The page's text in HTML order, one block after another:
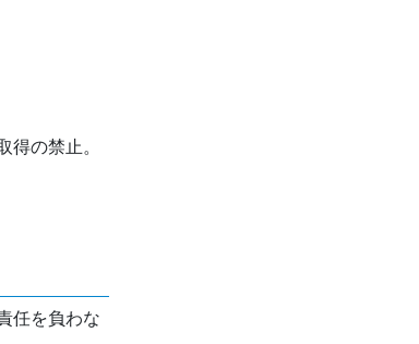
得の禁止。
任を負わな